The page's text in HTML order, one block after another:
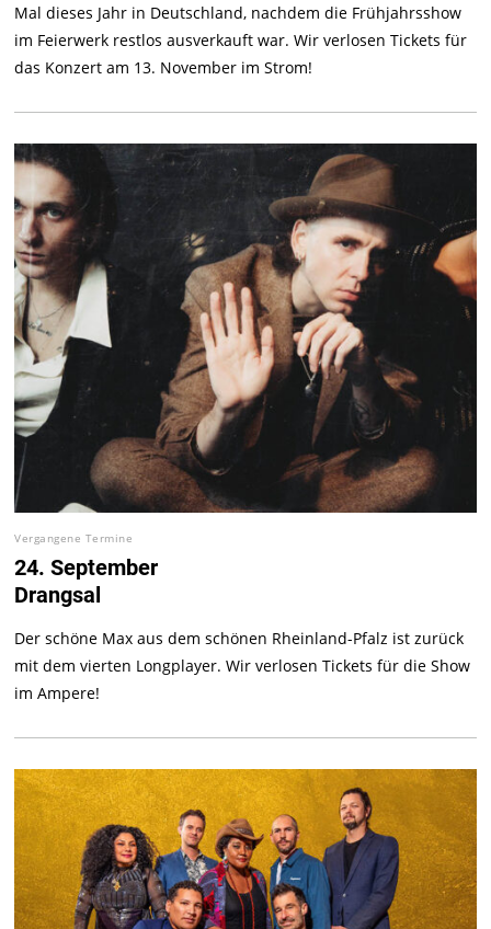
Mal dieses Jahr in Deutschland, nachdem die Frühjahrsshow
im Feierwerk restlos ausverkauft war. Wir verlosen Tickets für
das Konzert am 13. November im Strom!
Vergangene Termine
24. September
Drangsal
Der schöne Max aus dem schönen Rheinland-Pfalz ist zurück
mit dem vierten Longplayer. Wir verlosen Tickets für die Show
im Ampere!